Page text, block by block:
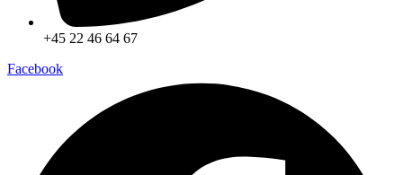
+45 22 46 64 67
Facebook